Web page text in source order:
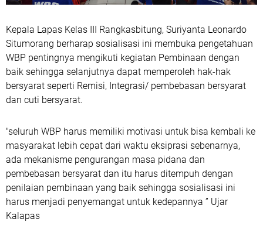
Kepala Lapas Kelas III Rangkasbitung, Suriyanta Leonardo
Situmorang berharap sosialisasi ini membuka pengetahuan
WBP pentingnya mengikuti kegiatan Pembinaan dengan
baik sehingga selanjutnya dapat memperoleh hak-hak
bersyarat seperti Remisi, Integrasi/ pembebasan bersyarat
dan cuti bersyarat.
"seluruh WBP harus memiliki motivasi untuk bisa kembali ke
masyarakat lebih cepat dari waktu eksiprasi sebenarnya,
ada mekanisme pengurangan masa pidana dan
pembebasan bersyarat dan itu harus ditempuh dengan
penilaian pembinaan yang baik sehingga sosialisasi ini
harus menjadi penyemangat untuk kedepannya ” Ujar
Kalapas